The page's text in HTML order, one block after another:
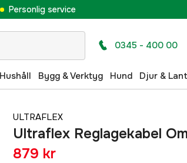
Personlig service
0345 - 400 00
Bygg & Verktyg Hund Djur &
ULTRAFLEX
Ultraflex Reglagekabel
879 kr